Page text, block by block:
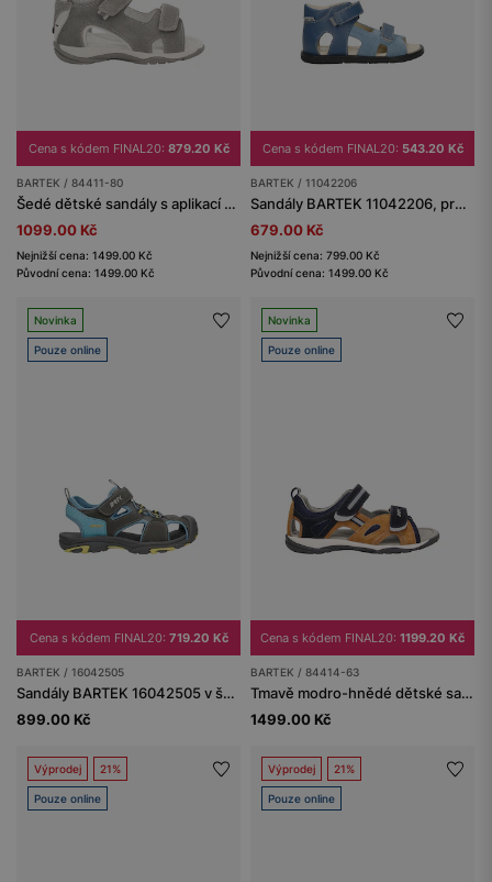
Cena s kódem FINAL20: 879.20 Kč
BARTEK / 84411-80
Šedé dětské sandály s aplikací vlka na patě BARTEK 84411-80
1099.00 Kč
Nejnižší cena: 1499.00 Kč
Původní cena: 1499.00 Kč
Cena s kódem FINAL20: 543.20 Kč
BARTEK / 11042206
Sandály BARTEK 11042206, pro chlapce, tmavě modré
679.00 Kč
Nejnižší cena: 799.00 Kč
Původní cena: 1499.00 Kč
Novinka
Pouze online
Cena s kódem FINAL20: 719.20 Kč
BARTEK / 16042505
Sandály BARTEK 16042505 v šedo-modré barvě se žlutými akcenty
899.00 Kč
Novinka
Pouze online
Cena s kódem FINAL20: 1199.20 Kč
BARTEK / 84414-63
Tmavě modro-hnědé dětské sandály z pravé kůže BARTEK 84414-63
1499.00 Kč
Výprodej 21%
Pouze online
Výprodej 21%
Pouze online